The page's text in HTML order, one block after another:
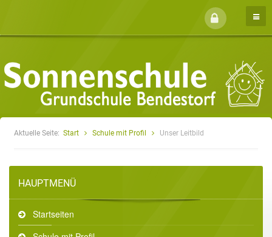
Aktuelle Seite: Start Schule mit Profil Unser Leitbild
HAUPTMENÜ
Startseiten